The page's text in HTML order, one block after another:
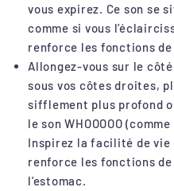
vous expirez. Ce son se
comme si vous
renforce les fonctions
Allongez-vous sur le
sous vos côtes droites,
sifflement plus profond
le son WHOOOOO
Inspirez la facilité de vie
renforce les fonctions
l’estomac.